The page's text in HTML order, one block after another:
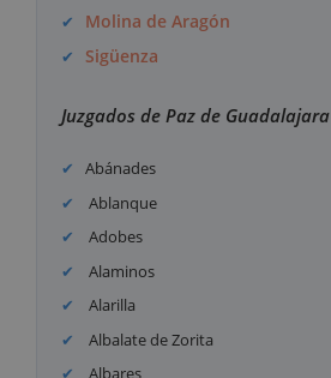
Molina de Aragón
Sigüenza
Juzgados de Paz de Guadalajara
Abánades
Ablanque
Adobes
Alaminos
Alarilla
Albalate de Zorita
Albares